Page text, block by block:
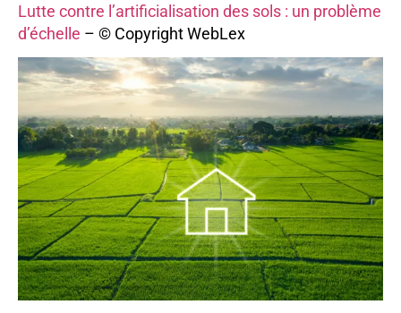
Lutte contre l’artificialisation des sols : un problème
d’échelle – © Copyright WebLex